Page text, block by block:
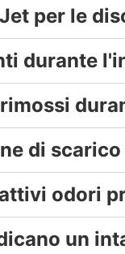
per le
durante
di
odori
un